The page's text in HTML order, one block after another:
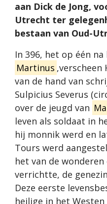
aan Dick de Jong,
Utrecht ter
bestaan van Oud-
In 396, het op één
Martinus ,verscheen
van de hand van
Sulpicius Severus
over de jeugd van
leven als soldaat in
hij monnik werd en
Tours werd
het van de wonderen
verrichtte, de
Deze eerste
heilige in het